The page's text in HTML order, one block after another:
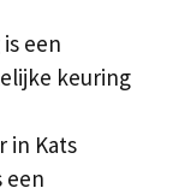
een
keuring
in Kats
een